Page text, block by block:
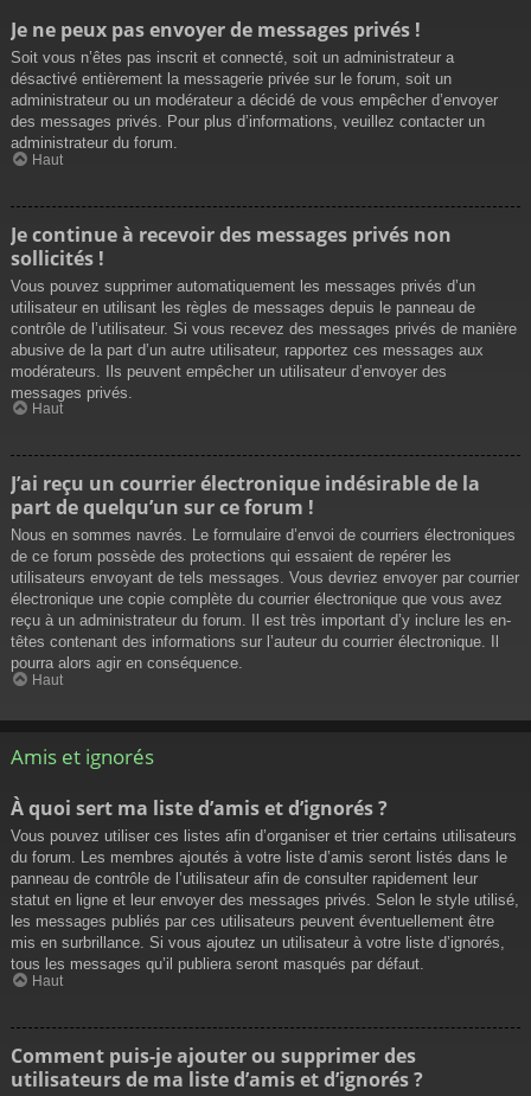
Je ne peux pas envoyer de messages privés !
Soit vous n’êtes pas inscrit et connecté, soit un administrateur a
désactivé entièrement la messagerie privée sur le forum, soit un
administrateur ou un modérateur a décidé de vous empêcher d’envoyer
des messages privés. Pour plus d’informations, veuillez contacter un
administrateur du forum.
Haut
Je continue à recevoir des messages privés non
sollicités !
Vous pouvez supprimer automatiquement les messages privés d’un
utilisateur en utilisant les règles de messages depuis le panneau de
contrôle de l’utilisateur. Si vous recevez des messages privés de manière
abusive de la part d’un autre utilisateur, rapportez ces messages aux
modérateurs. Ils peuvent empêcher un utilisateur d’envoyer des
messages privés.
Haut
J’ai reçu un courrier électronique indésirable de la
part de quelqu’un sur ce forum !
Nous en sommes navrés. Le formulaire d’envoi de courriers électroniques
de ce forum possède des protections qui essaient de repérer les
utilisateurs envoyant de tels messages. Vous devriez envoyer par courrier
électronique une copie complète du courrier électronique que vous avez
reçu à un administrateur du forum. Il est très important d’y inclure les en-
têtes contenant des informations sur l’auteur du courrier électronique. Il
pourra alors agir en conséquence.
Haut
Amis et ignorés
À quoi sert ma liste d’amis et d’ignorés ?
Vous pouvez utiliser ces listes afin d’organiser et trier certains utilisateurs
du forum. Les membres ajoutés à votre liste d’amis seront listés dans le
panneau de contrôle de l’utilisateur afin de consulter rapidement leur
statut en ligne et leur envoyer des messages privés. Selon le style utilisé,
les messages publiés par ces utilisateurs peuvent éventuellement être
mis en surbrillance. Si vous ajoutez un utilisateur à votre liste d’ignorés,
tous les messages qu’il publiera seront masqués par défaut.
Haut
Comment puis-je ajouter ou supprimer des
utilisateurs de ma liste d’amis et d’ignorés ?